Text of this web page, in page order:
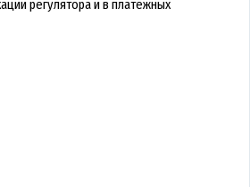
регулятора и в платёжных